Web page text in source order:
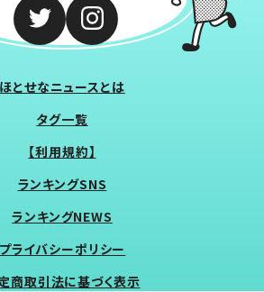
ほとせなニュースとは
タグ一覧
【利用規約】
ランキングSNS
ランキングNEWS
プライバシーポリシー
商取引法に基づく表示